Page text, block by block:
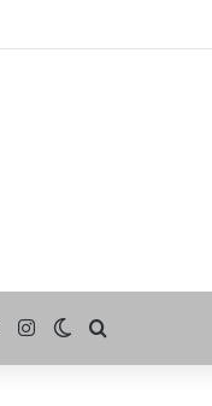
InstagramSwitch skin